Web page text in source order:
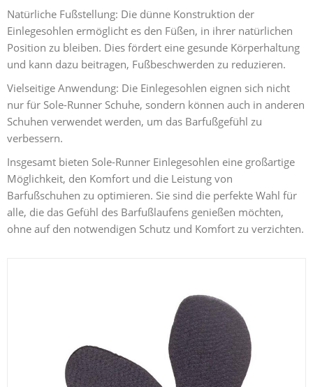
Natürliche Fußstellung: Die dünne Konstruktion der
Einlegesohlen ermöglicht es den Füßen, in ihrer natürlichen
Position zu bleiben. Dies fördert eine gesunde Körperhaltung
und kann dazu beitragen, Fußbeschwerden zu reduzieren.
Vielseitige Anwendung: Die Einlegesohlen eignen sich nicht
nur für Sole-Runner Schuhe, sondern können auch in anderen
Schuhen verwendet werden, um das Barfußgefühl zu
verbessern.
Insgesamt bieten Sole-Runner Einlegesohlen eine großartige
Möglichkeit, den Komfort und die Leistung von
Barfußschuhen zu optimieren. Sie sind die perfekte Wahl für
alle, die das Gefühl des Barfußlaufens genießen möchten,
ohne auf den notwendigen Schutz und Komfort zu verzichten.